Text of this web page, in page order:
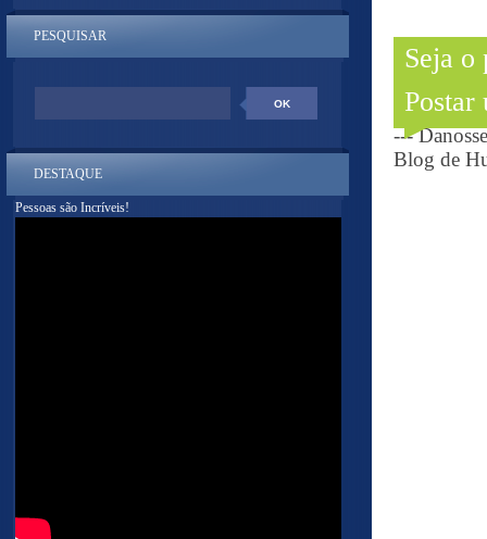
Seja o
Postar
---
Blog de
PESQUISAR
DESTAQUE
Pessoas são Incríveis!